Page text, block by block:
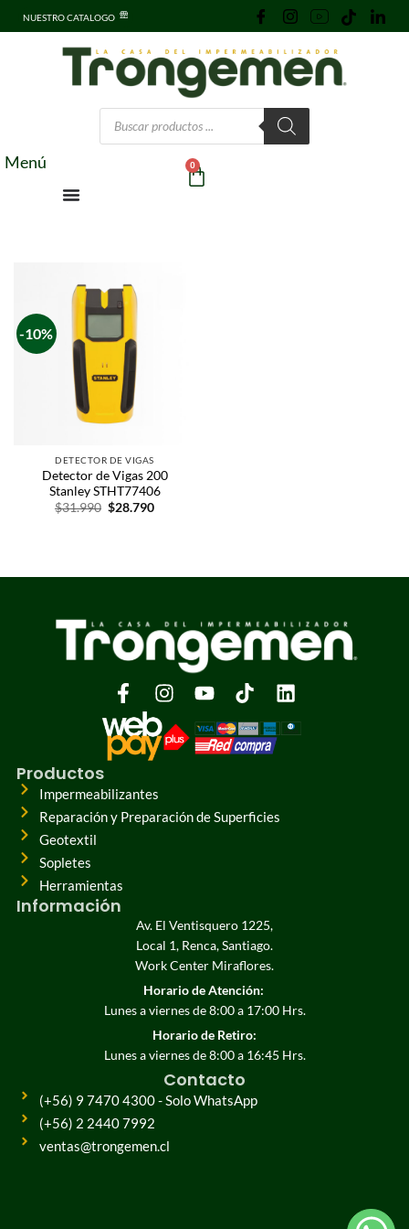
NUESTRO CATALOGO
Menú 0
-10%
DETECTOR DE VIGAS
Detector de Vigas 200
Stanley STHT77406
$31.990 $28.790
Información
Av. El Ventisquero 1225,
Local 1, Renca, Santiago.
Work Center Miraflores.
Horario de Atención:
Lunes a viernes de 8:00 a 17:00 Hrs.
Horario de Retiro:
Lunes a viernes de 8:00 a 16:45 Hrs.
Productos
Impermeabilizantes
Reparación y Preparación de Superficies
Geotextil
Sopletes
Herramientas
Contacto
(+56) 9 7470 4300 - Solo WhatsApp
(+56) 2 2440 7992
ventas@trongemen.cl